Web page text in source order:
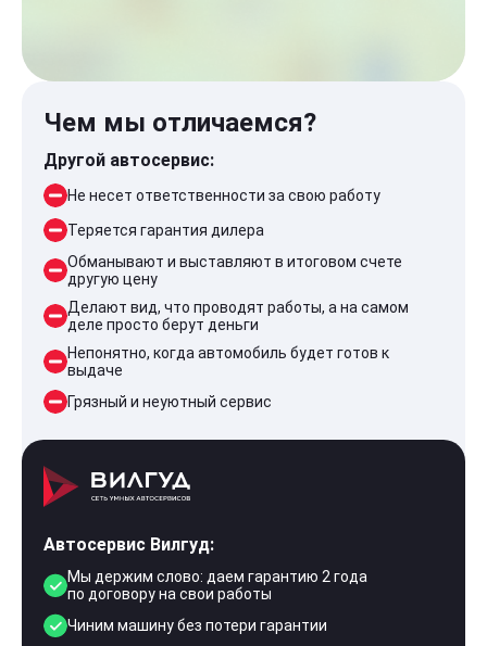
Чем мы отличаемся?
Другой автосервис:
Не несет ответственности за свою работу
Теряется гарантия дилера
Обманывают и выставляют в итоговом счете
другую цену
Делают вид, что проводят работы, а на самом
деле просто берут деньги
Непонятно, когда автомобиль будет готов к
выдаче
Грязный и неуютный сервис
Автосервис Вилгуд:
Мы держим слово: даем гарантию 2 года
по договору на свои работы
Чиним машину без потери гарантии